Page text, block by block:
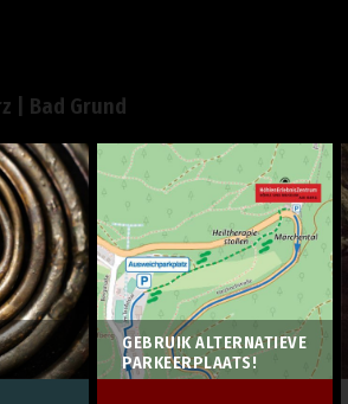
| Bad Grund
GEBRUIK ALTERNATIEVE
PARKEERPLAATS!